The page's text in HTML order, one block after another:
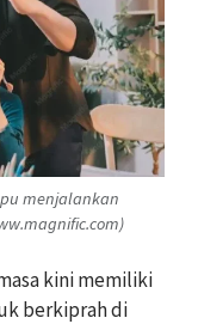
menjalankan
kini memiliki
berkiprah di